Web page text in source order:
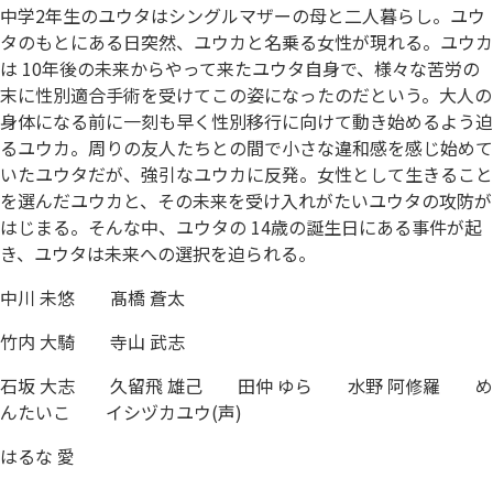
中学2年生のユウタはシングルマザーの母と二人暮らし。ユウ
タのもとにある日突然、ユウカと名乗る女性が現れる。ユウカ
は 10年後の未来からやって来たユウタ自身で、様々な苦労の
末に性別適合手術を受けてこの姿になったのだという。大人の
身体になる前に一刻も早く性別移行に向けて動き始めるよう迫
るユウカ。周りの友人たちとの間で小さな違和感を感じ始めて
いたユウタだが、強引なユウカに反発。女性として生きること
を選んだユウカと、その未来を受け入れがたいユウタの攻防が
はじまる。そんな中、ユウタの 14歳の誕生日にある事件が起
き、ユウタは未来への選択を迫られる。
中川 未悠 髙橋 蒼太
竹内 大騎 寺山 武志
石坂 大志 久留飛 雄己 田仲 ゆら 水野 阿修羅 め
んたいこ イシヅカユウ(声)
はるな 愛